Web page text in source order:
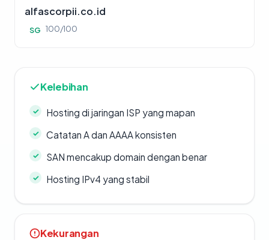
alfascorpii.co.id
SG 100/100
Kelebihan
Hosting di jaringan ISP yang mapan
Catatan A dan AAAA konsisten
SAN mencakup domain dengan benar
Hosting IPv4 yang stabil
Kekurangan